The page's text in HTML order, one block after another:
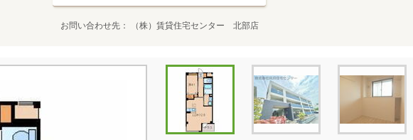
お問い合わせ先 （株）賃貸住宅センター 北部店